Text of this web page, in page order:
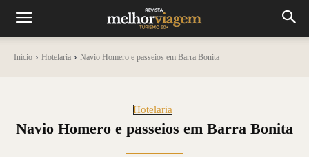
Início Hotelaria Navio Homero e passeios em Barra Bonita
Hotelaria
Navio Homero e passeios em Barra Bonita